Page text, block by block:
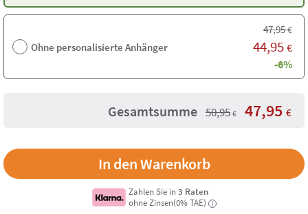
Ohne personalisierte Anhänger
47,95€
44,95 €
-6%
Gesamtsumme 50,95 € 47,95 €
Zahlen Sie in3 Raten
ohne Zinsen(0% TAE)
i